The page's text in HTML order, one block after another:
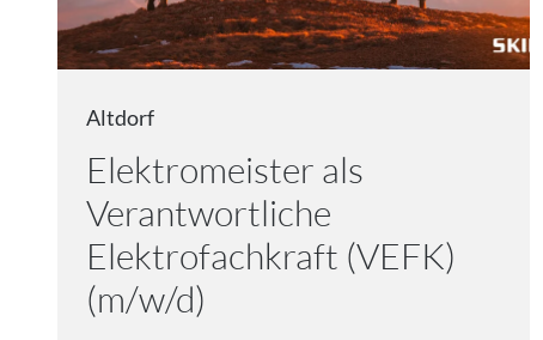
Altdorf
Elektromeister als
Verantwortliche
Elektrofachkraft (VEFK)
(m/w/d)